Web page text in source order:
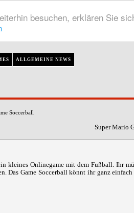
besuchen, erklären Sie
ALLGEMEINE NEWS
Soccerball
Super Mario
kleines Onlinegame mit dem Fußball. Ihr
Das Game Soccerball könnt ihr ganz